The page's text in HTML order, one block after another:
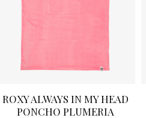
ROXY ALWAYS IN MY HEAD
PONCHO PLUMERIA